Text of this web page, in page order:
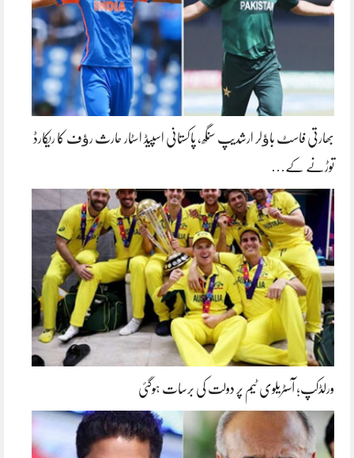
بھارتی فاسٹ باﺅلر ارشدیپ سنگھ، پاکستانی اسپیڈ اسٹار حارث رﺅف کا ریکارڈ
توڑنے کے…
ورلڈکپ؛ آسٹریلوی ٹیم پر دولت کی برسات ہوگئی